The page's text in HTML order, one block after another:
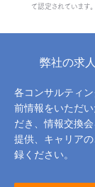
て認定されています。
弊社の求
各コンサルティ
前情報をいただい
だき、情報交換会
提供、キャリア
録ください。